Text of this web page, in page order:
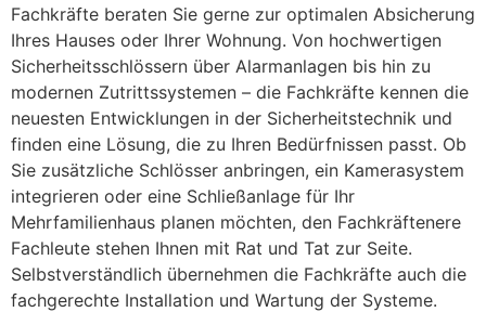
Fachkräfte beraten Sie gerne zur optimalen Absicherung
Ihres Hauses oder Ihrer Wohnung. Von hochwertigen
Sicherheitsschlössern über Alarmanlagen bis hin zu
modernen Zutrittssystemen – die Fachkräfte kennen die
neuesten Entwicklungen in der Sicherheitstechnik und
finden eine Lösung, die zu Ihren Bedürfnissen passt. Ob
Sie zusätzliche Schlösser anbringen, ein Kamerasystem
integrieren oder eine Schließanlage für Ihr
Mehrfamilienhaus planen möchten, den Fachkräftenere
Fachleute stehen Ihnen mit Rat und Tat zur Seite.
Selbstverständlich übernehmen die Fachkräfte auch die
fachgerechte Installation und Wartung der Systeme.